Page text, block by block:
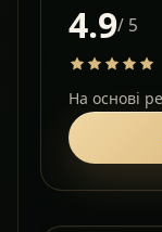
4.9/ 5
На основі